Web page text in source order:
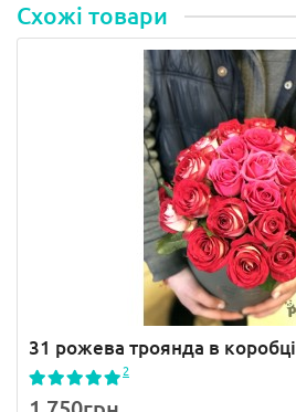
Схожі товари
31 рожева троянда в коробці
2